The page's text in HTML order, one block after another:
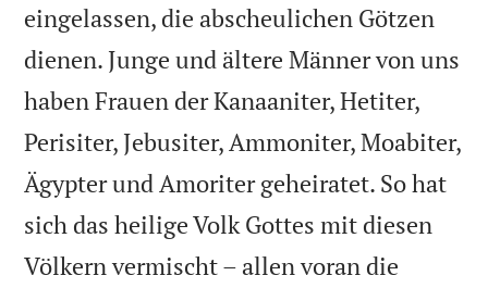
eingelassen, die abscheulichen Götzen
dienen. Junge und ältere Männer von uns
haben Frauen der Kanaaniter, Hetiter,
Perisiter, Jebusiter, Ammoniter, Moabiter,
Ägypter und Amoriter geheiratet. So hat
sich das heilige Volk Gottes mit diesen
Völkern vermischt – allen voran die